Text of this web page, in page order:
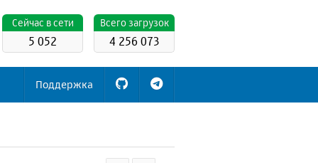
Всего загрузок
4 256 073
Cейчас в сети
5 052
Поддержка